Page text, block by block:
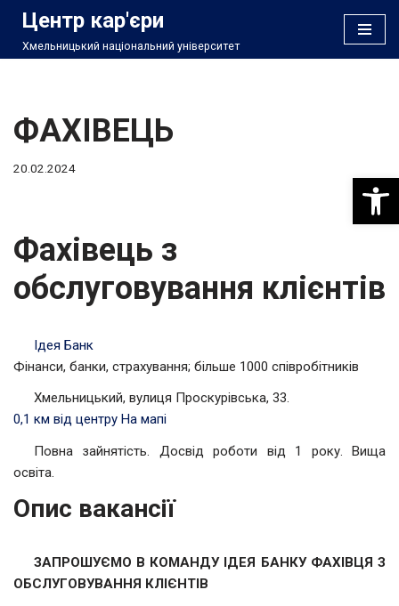
Перейти
Центр кар'єри
Хмельницький національний університет
ФАХІВЕЦЬ
20.02.2024
Фахівець з
обслуговування клієнтів
Ідея Банк
Фінанси, банки, страхування; більше 1000 співробітників
Хмельницький, вулиця Проскурівська, 33.
0,1 км від центру На мапі
Повна зайнятість. Досвід роботи від 1 року. Вища
освіта.
Опис вакансії
ЗАПРОШУЄМО В КОМАНДУ ІДЕЯ БАНКУ ФАХІВЦЯ З
ОБСЛУГОВУВАННЯ КЛІЄНТІВ